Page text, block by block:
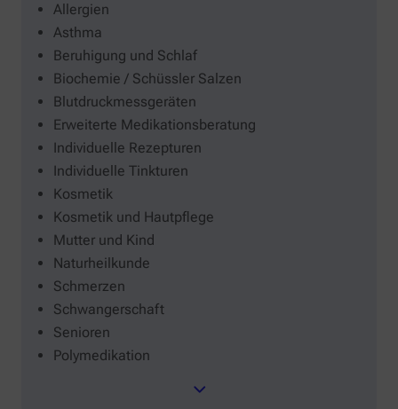
Allergien
Asthma
Beruhigung und Schlaf
Biochemie / Schüssler Salzen
Blutdruckmessgeräten
Erweiterte Medikationsberatung
Individuelle Rezepturen
Individuelle Tinkturen
Kosmetik
Kosmetik und Hautpflege
Mutter und Kind
Naturheilkunde
Schmerzen
Schwangerschaft
Senioren
Polymedikation